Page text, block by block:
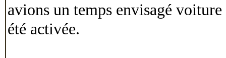
avions un temps envisagé
été activée.